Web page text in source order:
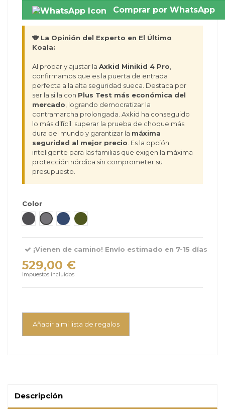
Comprar por WhatsApp
🐨 La Opinión del Experto en El Último
Koala:
Al probar y ajustar la Axkid Minikid 4 Pro
confirmamos que es la puerta de entrada
perfecta a la alta seguridad sueca. Destaca por
ser la silla con Plus Test más económica del
mercado , logrando democratizar la
contramarcha prolongada. Axkid ha conseguido
lo más difícil: superar la prueba de choque más
dura del mundo y garantizar la máxima
seguridad al mejor precio . Es la opción
inteligente para las familias que exigen la máxima
protección nórdica sin comprometer su
presupuesto.
Color
Coastal Storm Black
Arctic Mist Grey
Glacier Lake Blue
Forest Moss Green
¡Vienen de camino! Envío estimado en 7-15 días
529,00 €
Impuestos incluidos
Añadir a mi lista de regalos
Descripción